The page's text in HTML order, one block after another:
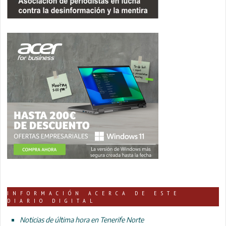
INFORMACIÓN ACERCA DE ESTE
DIARIO DIGITAL
Noticias de última hora en Tenerife Norte